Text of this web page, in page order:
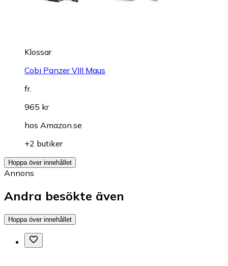
Klossar
Cobi Panzer VIII Maus
fr.
965 kr
hos Amazon.se
+2 butiker
Hoppa över innehållet
Annons
Andra besökte även
Hoppa över innehållet